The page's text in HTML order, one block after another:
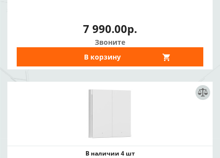
7 990.00р.
Звоните
В корзину
В наличии 4 шт